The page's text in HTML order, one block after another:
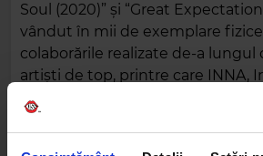
Soul (2020)” și “Great
vândut în mii de exemplare
colaborările realizate de-a lungul
artiști de top, printre care INNA,
Killa Fonic, EMAA, Deliric,
diversitatea și complexitatea